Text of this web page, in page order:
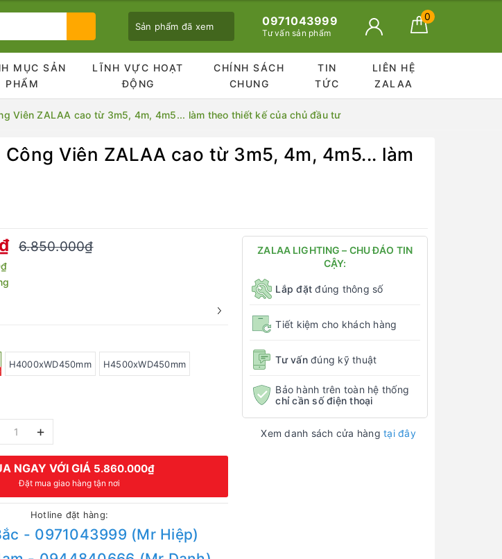
Sản phẩm đã xem
xem sản phẩm nào
0971043999
Tư vấn sản phẩm
0
MỤC SẢN
PHẨM
LĨNH VỰC HOẠT
ĐỘNG
CHÍNH SÁCH
CHUNG
TIN
TỨC
LIÊN HỆ
ZALAA
Viên ZALAA cao từ 3m5, 4m, 4m5... làm theo thiết kế của chủ đầu tư
Viên ZALAA cao từ 3m5, 4m, 4m5... làm
6.850.000₫
H4000xWD450mm H4500xWD450mm
+
NGAY VỚI GIÁ 5.860.000₫
Đặt mua giao hàng tận nơi
Hotline đặt hàng:
- 0971043999 (Mr Hiệp)
ZALAA LIGHTING – CHU ĐÁO TIN
CẬY:
Lắp đặt đúng thông số
Tiết kiệm cho khách hàng
Tư vấnđúng kỹ thuật
Bảo hành trên toàn hệ thống
chỉ cần số điện thoại
Xem danh sách cửa hàngtại đây